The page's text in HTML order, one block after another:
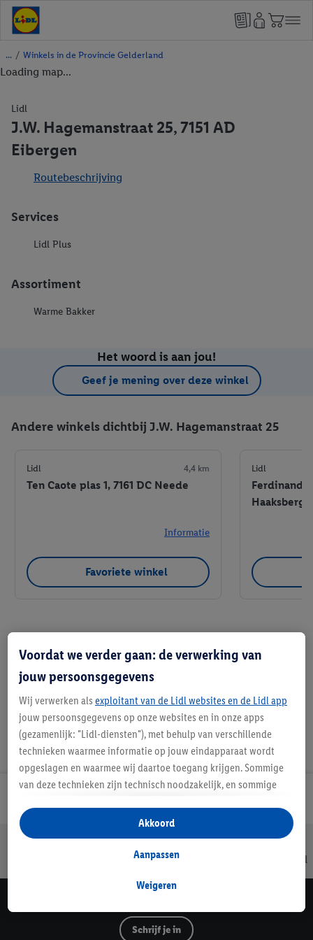
/ Winkels in de Provincie Gelderland
Loading map...
Lidl
J.W. Hagemanstraat 25, 7151 AD
Eibergen
Routebeschrijving
Services
Lidl Plus
Assortiment
Warme Bakker
Het woord is aan jou!
Geef je mening over deze winkel
Andere winkels dichtbij J.W. Hagemanstraat 25
Lidl 4,4 km
Ten Caote plas 1, 7161 DC Neede
Informatie
Favoriete winkel
Lidl
Ferdinand
Favoriete winkel
Jouw voordelen bij ons als Lidl webshop klant
Veilig winkelen 30 dagen bedenktijd
Schrijf je in
Voordat we verder gaan: de verwerking van
jouw persoonsgegevens
Wij verwerken als exploitant van de Lidl websites en de Lidl app
jouw persoonsgegevens op onze websites en in onze apps
(gezamenlijk: "Lidl-diensten"), met behulp van verschillende
technieken waarmee informatie op jouw eindapparaat wordt
opgeslagen en waarmee wij daartoe toegang krijgen. Sommige
van deze technieken zijn technisch noodzakelijk, en sommige
opslaan van voorkeursinstellingen, het verzamelen en
analyseren van statistieken of voor het tonen van
gepersonaliseerde reclame binnen en buiten de Lidl-diensten.
gegevens over jouw aankoopgedrag in de winkel ook voor de
Als je hier toestemming geeft aan ons voor het personaliseren
van reclame en als je vervolgens een Lidl Plus-account
Weigeren
Aanpassen
Akkoord